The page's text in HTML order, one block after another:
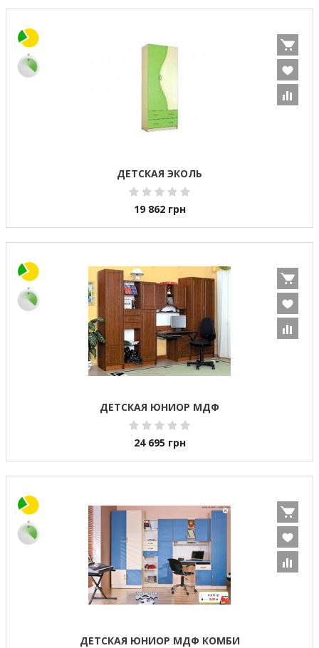
ДЕТСКАЯ ЭКОЛЬ
19 862 грн
ДЕТСКАЯ ЮНИОР МДФ
24 695 грн
ДЕТСКАЯ ЮНИОР МДФ КОМБИ